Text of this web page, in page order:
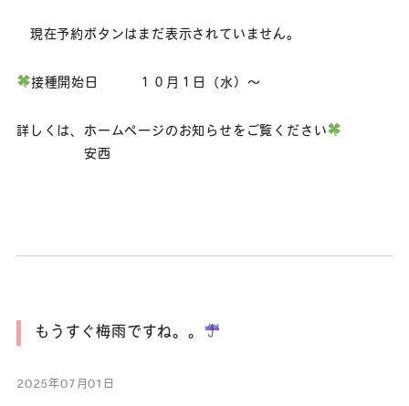
現在予約ボタンはまだ表示されていません。
接種開始日 １０月１日（水）～
詳しくは、ホームページのお知らせをご覧ください
安西
もうすぐ梅雨ですね。。
2025年07月01日